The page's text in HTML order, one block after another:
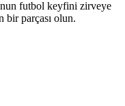
futbol keyfini zirveye
bir parçası olun.